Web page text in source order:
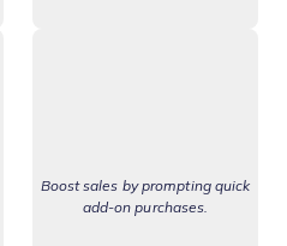
Boost sales by prompting quick
add-on purchases.